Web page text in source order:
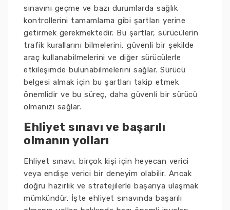
sınavını geçme ve bazı durumlarda sağlık
kontrollerini tamamlama gibi şartları yerine
getirmek gerekmektedir. Bu şartlar, sürücülerin
trafik kurallarını bilmelerini, güvenli bir şekilde
araç kullanabilmelerini ve diğer sürücülerle
etkileşimde bulunabilmelerini sağlar. Sürücü
belgesi almak için bu şartları takip etmek
önemlidir ve bu süreç, daha güvenli bir sürücü
olmanızı sağlar.
Ehliyet sınavı ve başarılı
olmanın yolları
Ehliyet sınavı, birçok kişi için heyecan verici
veya endişe verici bir deneyim olabilir. Ancak
doğru hazırlık ve stratejilerle başarıya ulaşmak
mümkündür. İşte ehliyet sınavında başarılı